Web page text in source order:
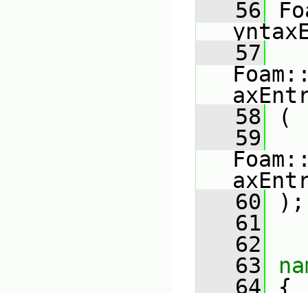
   56
   57
   58
(
   59
   60
);
   61
   62
   63
   64
{